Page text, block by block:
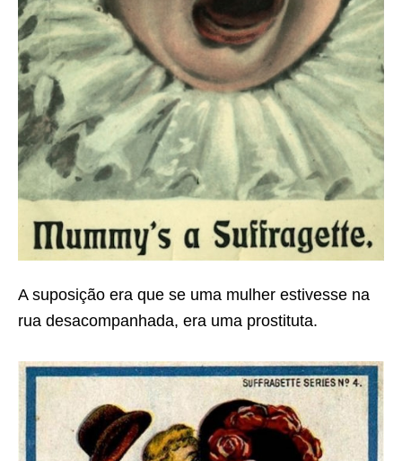
A suposição era que se uma mulher estivesse na
rua desacompanhada, era uma prostituta.